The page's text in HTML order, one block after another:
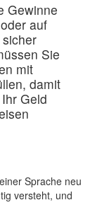
Gewinne
auf
Sie
mit
damit
Geld
Sprache neu
versteht, und